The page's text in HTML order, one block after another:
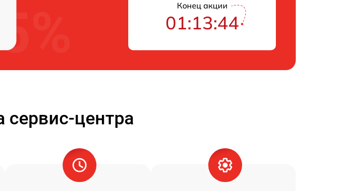
Конец акции
01:13:43
центра